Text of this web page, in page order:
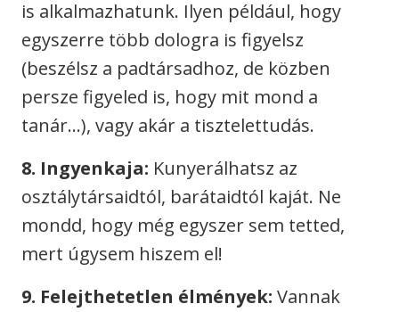
is alkalmazhatunk. Ilyen például, hogy
egyszerre több dologra is figyelsz
(beszélsz a padtársadhoz, de közben
persze figyeled is, hogy mit mond a
tanár…), vagy akár a tisztelettudás.
8. Ingyenkaja: Kunyerálhatsz az
osztálytársaidtól, barátaidtól kaját. Ne
mondd, hogy még egyszer sem tetted,
mert úgysem hiszem el!
9. Felejthetetlen élmények: Vannak